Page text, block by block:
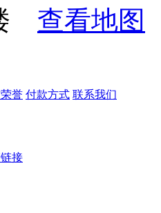
查看地图
誉 付款方式 联系我们
接